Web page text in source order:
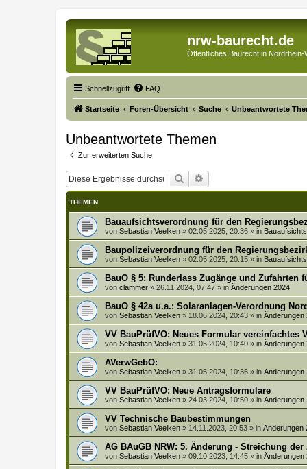
nrw-baurecht.de
Öffentliches Baurecht in Nordrhein-
Schnellzugriff FAQ
Startseite Foren-Übersicht Suche Unbeantwortete
Unbeantwortete Themen
Zur erweiterten Suche
Suche
THEMEN
Bauaufsichtsverordnung für den
von Sebastian Veelken » 02.05.2025, 20:36 » in
Baupolizeiverordnung für den
von Sebastian Veelken » 02.05.2025, 20:15 » in
BauO § 5: Runderlass Zugänge und Zufahrten
von clammer » 26.11.2024, 07:47 » in Änderungen 2024
BauO § 42a u.a.: Solaranlagen-Verordnung
von Sebastian Veelken » 18.06.2024, 20:43 » in Änderungen
VV BauPrüfVO: Neues Formular vereinfachtes
von Sebastian Veelken » 31.05.2024, 10:40 » in Änderungen
AVerwGebO:
von Sebastian Veelken » 31.05.2024, 10:36 » in Änderungen
VV BauPrüfVO: Neue Antragsformulare
von Sebastian Veelken » 24.03.2024, 10:50 » in Änderungen
VV Technische Baubestimmungen
von Sebastian Veelken » 14.11.2023, 20:53 » in Änderungen
AG BAuGB NRW: 5. Änderung - Streichung
von Sebastian Veelken » 09.10.2023, 14:45 » in Änderungen